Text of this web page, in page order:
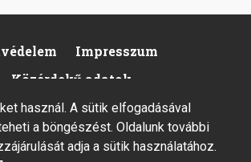
Impresszum
Közérdekű adatok
használ. A sütik elfogadásával
a böngészést. Oldalunk további
adja a sütik használatához.